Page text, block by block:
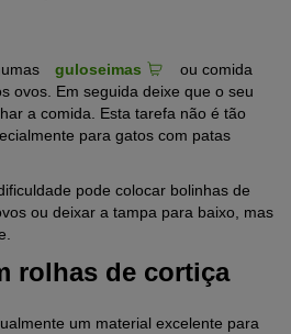
guloseimas
ou comida
ovos. Em seguida deixe que o seu
a comida. Esta tarefa não é tão
para gatos com patas
pode colocar bolinhas de
ou deixar a tampa para baixo, mas
rolhas de cortiça
um material excelente para